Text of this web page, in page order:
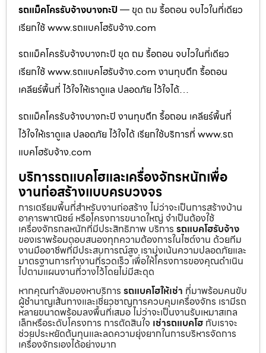
รถแม็คโครรับจ้างบางกะปิ — ขุด ถม รื้อถอน จบไวในที่เดียว
เรียกใช้ www.รถแบคโฮรับจ้าง.com
รถแม็คโครรับจ้างบางกะปิ ขุด ถม รื้อถอน จบไวในที่เดียว
เรียกใช้ www.รถแบคโฮรับจ้าง.com งานทุบตึก รื้อถอน
เคลียร์พื้นที่ ไว้ใจให้เราดูแล ปลอดภัย ไว้ใจได้…
รถแม็คโครรับจ้างบางกะปิ งานทุบตึก รื้อถอน เคลียร์พื้นที่
ไว้ใจให้เราดูแล ปลอดภัย ไว้ใจได้ เรียกใช้บริการที่ www.รถ
แบคโฮรับจ้าง.com
บริการรถแบคโฮและเครื่องจักรหนักเพื่อ
งานก่อสร้างแบบครบวงจร
การเตรียมพื้นที่สำหรับงานก่อสร้าง ไม่ว่าจะเป็นการสร้างบ้าน
อาคารพาณิชย์ หรือโครงการขนาดใหญ่ จำเป็นต้องใช้
เครื่องจักรกลหนักที่มีประสิทธิภาพ บริการ รถแบคโฮรับจ้าง
ของเราพร้อมตอบสนองทุกความต้องการในไซต์งาน ด้วยทีม
งานมืออาชีพที่มีประสบการณ์สูง เรามุ่งเน้นความปลอดภัยและ
มาตรฐานการทำงานที่รวดเร็ว เพื่อให้โครงการของคุณดำเนิน
ไปตามแผนงานที่วางไว้โดยไม่มีสะดุด
หากคุณกำลังมองหาบริการ รถแบคโฮให้เช่า ที่มาพร้อมคนขับ
ผู้ชำนาญเส้นทางและเชี่ยวชาญการควบคุมเครื่องจักร เรามีรถ
หลายขนาดพร้อมลงพื้นที่เสมอ ไม่ว่าจะเป็นงานรับเหมาสเกล
เล็กหรือระดับโครงการ การตัดสินใจ เช่ารถแบคโฮ กับเราจะ
ช่วยประหยัดต้นทุนและลดความยุ่งยากในการบริหารจัดการ
เครื่องจักรเองได้อย่างมาก